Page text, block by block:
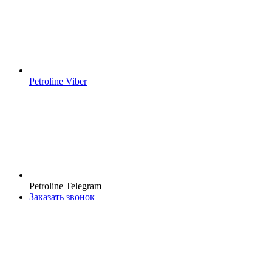
Petroline Viber
Petroline Telegram
Заказать звонок